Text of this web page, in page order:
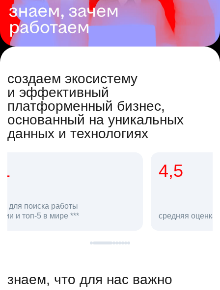
создаем экосистему
и эффективный
платформенный бизнес,
основанный на уникальных
данных и технологиях
средняя оценка hh.ru как работодателя **
в hh.ru
знаем, что для нас важно